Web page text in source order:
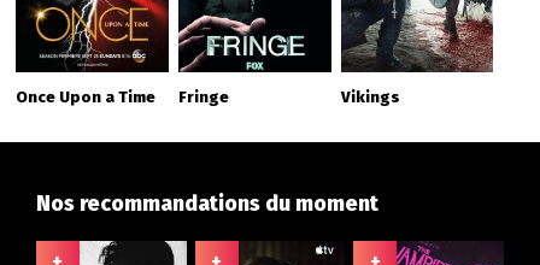
Once Upon a Time Fringe Vikings
Nos recommandations du moment